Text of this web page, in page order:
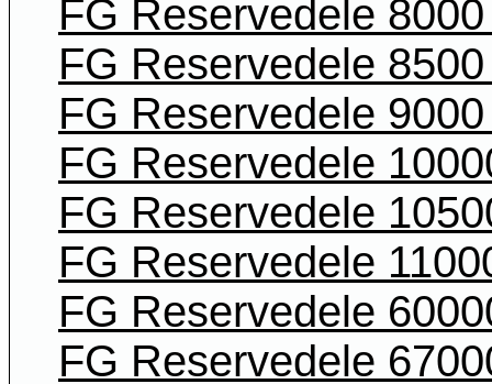
FG Reservedele
FG Reservedele
FG Reservedele
FG Reservedele
FG Reservedele
FG Reservedele
FG Reservedele
FG Reservedele